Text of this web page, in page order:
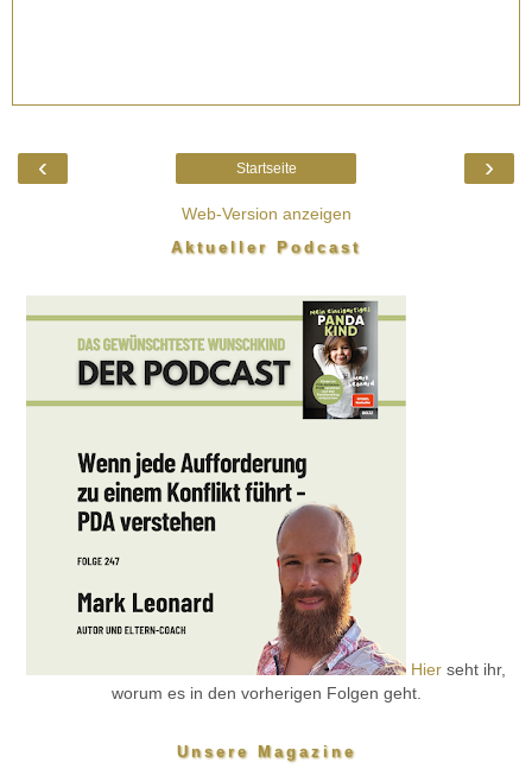
‹ ›
Startseite
Web-Version anzeigen
Aktueller Podcast
Hier seht ihr,
worum es in den vorherigen Folgen geht.
Unsere Magazine